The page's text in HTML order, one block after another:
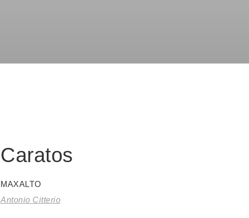
Caratos
MAXALTO
Antonio Citterio